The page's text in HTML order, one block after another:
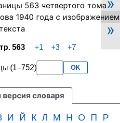
его
часть
не
3
букв
подряд
»
563 +1 +3 +7
(1–752) OK
версия словаря
И Й К Л М Н О П
Р